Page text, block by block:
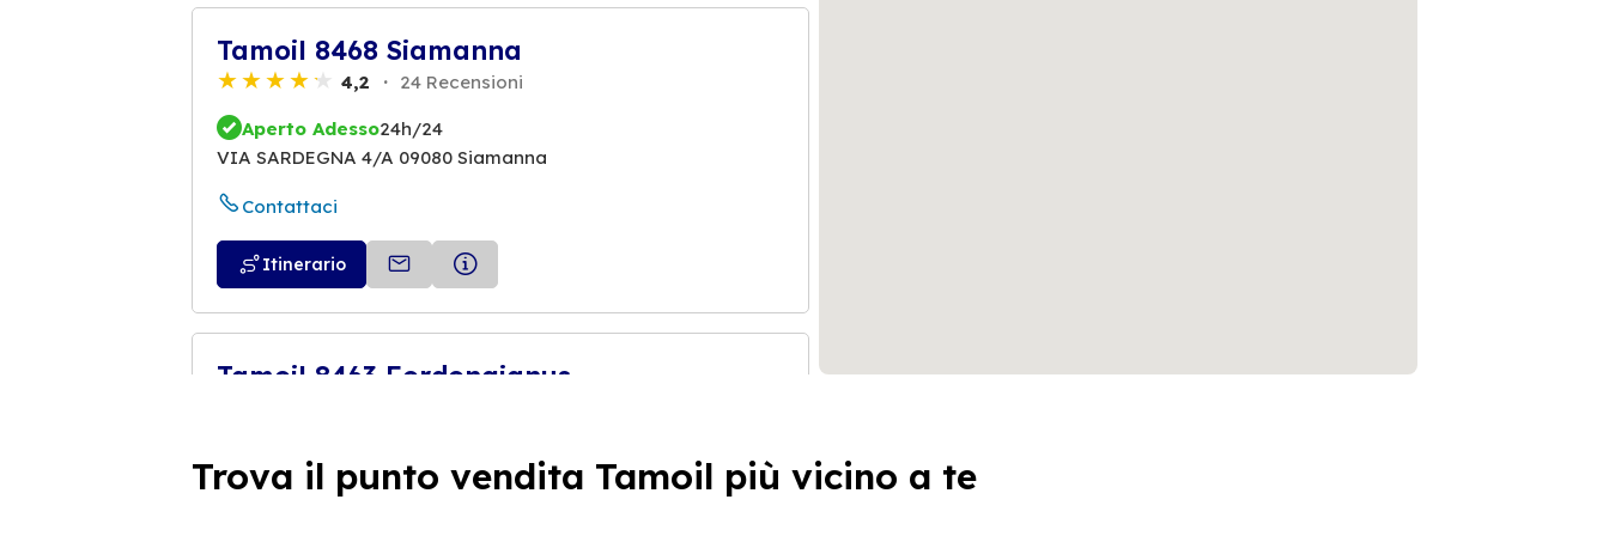
Tamoil 8468 Siamanna
4,2 24 Recensioni
Aperto Adesso24h/24
VIA SARDEGNA 4/A 09080 Siamanna
Contattaci
Itinerario
Tamoil 8463 Fordongianus
Aperto Adesso
VIA TERME SNC 09083 Fordongianus
Trova il punto vendita Tamoil più vicino a te